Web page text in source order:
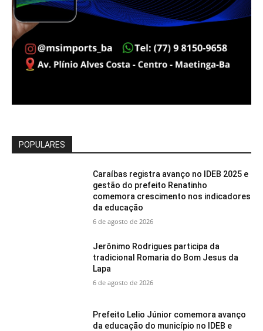
POPULARES
Caraíbas registra avanço no IDEB 2025 e
gestão do prefeito Renatinho
comemora crescimento nos indicadores
da educação
6 de agosto de 2026
Jerônimo Rodrigues participa da
tradicional Romaria do Bom Jesus da
Lapa
6 de agosto de 2026
Prefeito Lelio Júnior comemora avanço
da educação do município no IDEB e